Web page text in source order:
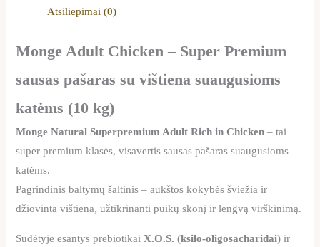
Atsiliepimai (0)
Monge Adult Chicken – Super Premium
sausas pašaras su vištiena suaugusioms
katėms (10 kg)
Monge Natural Superpremium Adult Rich in Chicken – tai
super premium klasės, visavertis sausas pašaras suaugusioms
katėms.
Pagrindinis baltymų šaltinis – aukštos kokybės šviežia ir
džiovinta vištiena, užtikrinanti puikų skonį ir lengvą virškinimą.
Sudėtyje esantys prebiotikaiX.O.S. (ksilo-oligosacharidai) ir